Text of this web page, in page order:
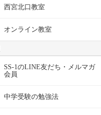
西宮北口教室
オンライン教室
SS-1のLINE友だち・メルマガ
会員
中学受験の勉強法